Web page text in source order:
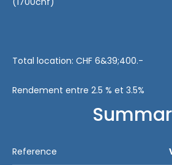
Total location: CHF 6&39;400.-
Rendement entre 2.5 % et 3.5%
Reference